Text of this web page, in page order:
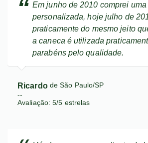
Em junho de 2010 comprei uma
personalizada, hoje julho de
praticamente do mesmo jeito
a caneca é utilizada
parabéns pelo qualidade.
Ricardode São Paulo/SP
--
Avaliação:5/5 estrelas